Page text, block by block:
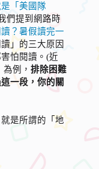
「美國隊
們提到網路時
？暑假讀完一
」的三大原因
怕閱讀。(近
例， 排除困難
一段，你的關
是所謂的「地